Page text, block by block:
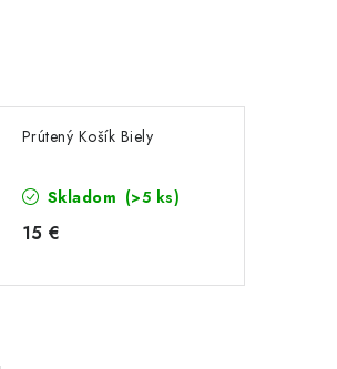
Prútený Košík Biely
Skladom (>5 ks)
15 €